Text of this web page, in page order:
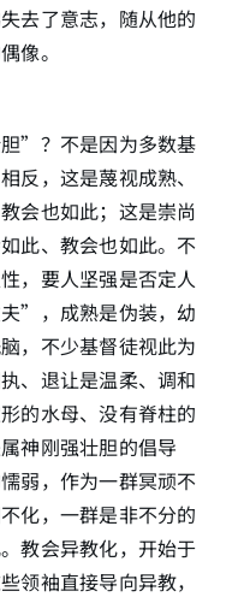
去了意志，随从他的
像。
”？不是因为多数基
反，这是蔑视成熟、
会也如此；这是崇尚
此、教会也如此。不
，要人坚强是否定人
”，成熟是伪装，幼
，不少基督徒视此为
、退让是温柔、调和
的水母、没有脊柱的
神刚强壮胆的倡导
弱，作为一群冥顽不
化，一群是非不分的
教会异教化，开始于
领袖直接导向异教，